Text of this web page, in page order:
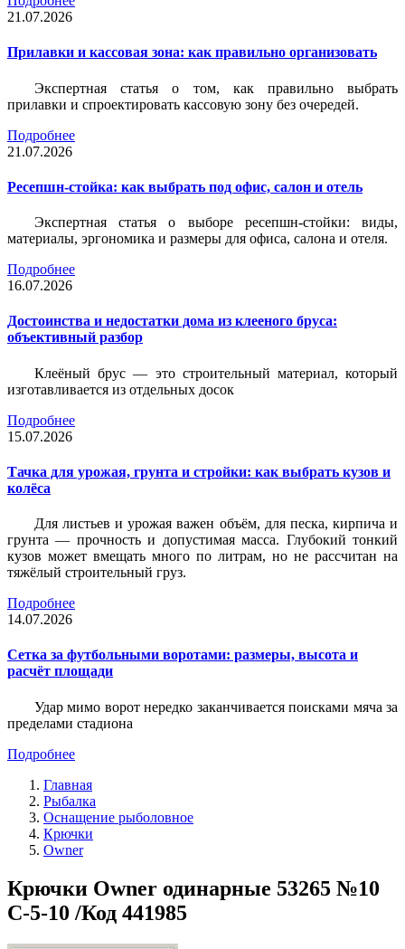
21.07.2026
Прилавки и кассовая зона: как правильно организовать
Экспертная статья о том, как правильно выбрать
прилавки и спроектировать кассовую зону без очередей.
Подробнее
21.07.2026
Ресепшн-стойка: как выбрать под офис, салон и отель
Экспертная статья о выборе ресепшн-стойки: виды,
материалы, эргономика и размеры для офиса, салона и отеля.
Подробнее
16.07.2026
Достоинства и недостатки дома из клееного бруса:
объективный разбор
Клеёный брус — это строительный материал, который
изготавливается из отдельных досок
Подробнее
15.07.2026
Тачка для урожая, грунта и стройки: как выбрать кузов и
колёса
Для листьев и урожая важен объём, для песка, кирпича и
грунта — прочность и допустимая масса. Глубокий тонкий
кузов может вмещать много по литрам, но не рассчитан на
тяжёлый строительный груз.
Подробнее
14.07.2026
Сетка за футбольными воротами: размеры, высота и
расчёт площади
Удар мимо ворот нередко заканчивается поисками мяча за
пределами стадиона
Подробнее
Главная
Рыбалка
Оснащение рыболовное
Крючки
Owner
Крючки Owner одинарные 53265 №10
C-5-10 /Код 441985